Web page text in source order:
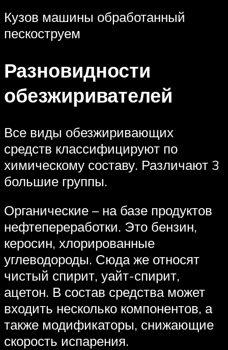
Кузов машины обработанный
пескоструем
Разновидности
обезжиривателей
Все виды обезжиривающих
средств классифицируют по
химическому составу. Различают 3
большие группы.
Органические – на базе продуктов
нефтепереработки. Это бензин,
керосин, хлорированные
углеводороды. Сюда же относят
чистый спирит, уайт-спирит,
ацетон. В состав средства может
входить несколько компонентов, а
также модификаторы, снижающие
скорость испарения.